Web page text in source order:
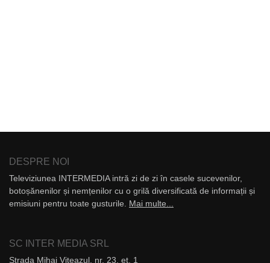
DESPRE NOI
Televiziunea INTERMEDIA intră zi de zi în casele sucevenilor,
botoșănenilor și nemțenilor cu o grilă diversificată de informații și
emisiuni pentru toate gusturile. Mai multe...
SC INTER MEDIA SRL
Strada Mihai Viteazul, nr. 23, et. 1